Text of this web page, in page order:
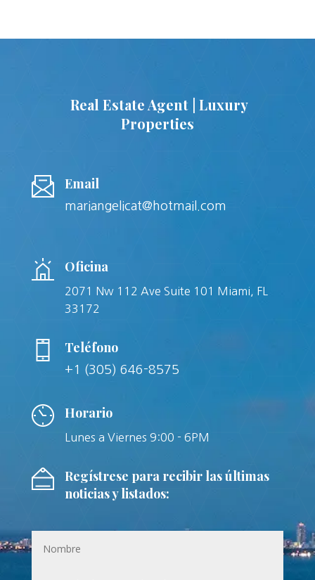
Real Estate Agent | Luxury
Properties
Email
mariangelicat@hotmail.com
Oficina
2071 Nw 112 Ave Suite 101 Miami, FL
33172
Teléfono
+1 (305) 646-8575
Horario
Lunes a Viernes 9:00 - 6PM
Regístrese para recibir las últimas
noticias y listados: